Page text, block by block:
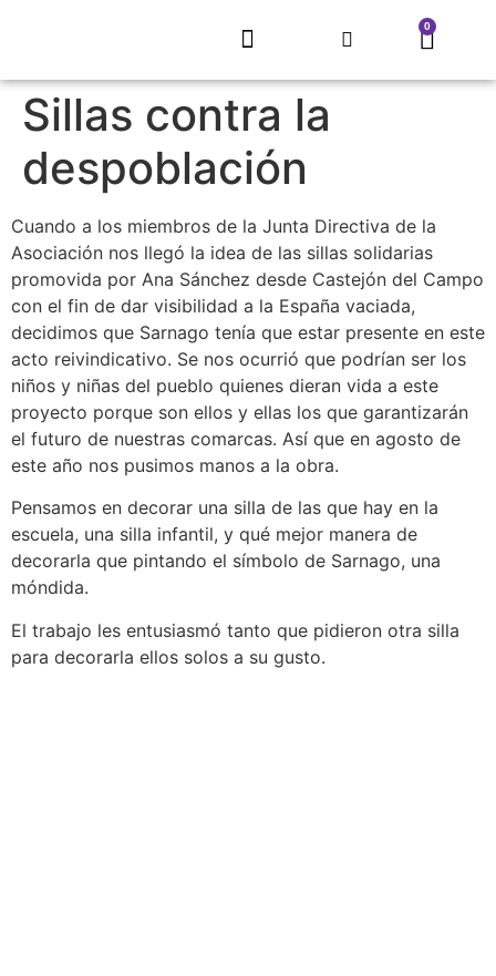
0
Sillas contra la
despoblación
Cuando a los miembros de la Junta Directiva de la
Asociación nos llegó la idea de las sillas solidarias
promovida por Ana Sánchez desde Castejón del Campo
con el fin de dar visibilidad a la España vaciada,
decidimos que Sarnago tenía que estar presente en este
acto reivindicativo. Se nos ocurrió que podrían ser los
niños y niñas del pueblo quienes dieran vida a este
proyecto porque son ellos y ellas los que garantizarán
el futuro de nuestras comarcas. Así que en agosto de
este año nos pusimos manos a la obra.
Pensamos en decorar una silla de las que hay en la
escuela, una silla infantil, y qué mejor manera de
decorarla que pintando el símbolo de Sarnago, una
móndida.
El trabajo les entusiasmó tanto que pidieron otra silla
para decorarla ellos solos a su gusto.